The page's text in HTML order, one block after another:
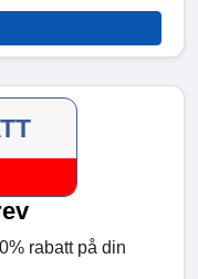
rabatt på din